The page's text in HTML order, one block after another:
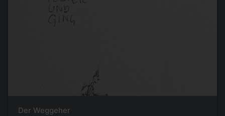
Der Weggeher